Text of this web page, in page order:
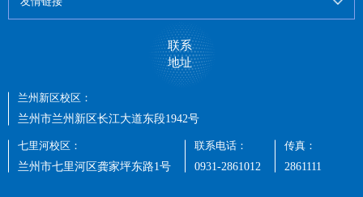
联系
地址
兰州新区校区：
兰州市兰州新区长江大道东段1942号
七里河校区：
兰州市七里河区龚家坪东路1号
联系电话：
0931-2861012
传真：
2861111